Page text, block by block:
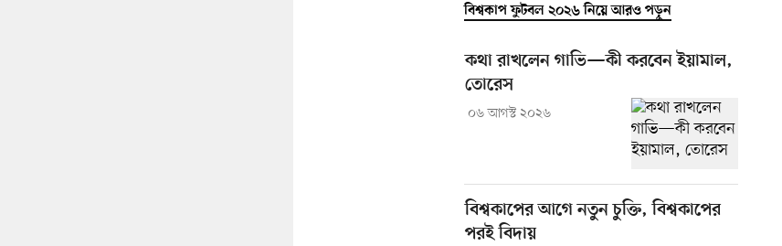
বিশ্বকাপ ফুটবল ২০২৬ নিয়ে আরও পড়ুন
কথা রাখলেন গাভি—কী করবেন ইয়ামাল,
তোরেস
০৬ আগস্ট ২০২৬
বিশ্বকাপের আগে নতুন চুক্তি, বিশ্বকাপের
পরই বিদায়